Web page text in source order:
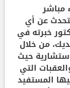
مباشر
عن أي
خبرته في
11 سنة بين يديك، من خلال
حيث
التي
المستفيد